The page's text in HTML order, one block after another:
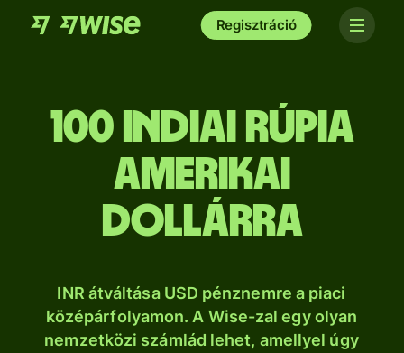
Regisztráció
100 indiai rúpia
amerikai
dollárra
INR átváltása USD pénznemre a piaci
középárfolyamon. A Wise-zal egy olyan
nemzetközi számlád lehet, amellyel úgy